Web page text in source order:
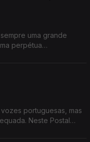
uma grande
perpétua
portuguesas, mas
Neste Postal